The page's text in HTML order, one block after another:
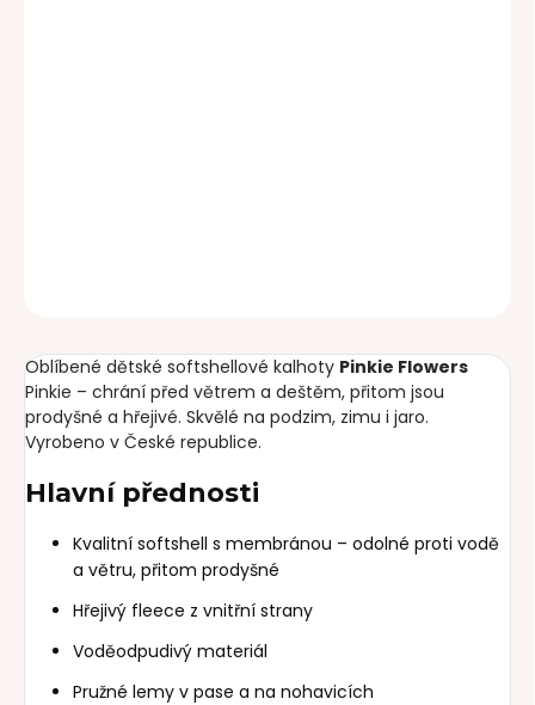
Oblíbené dětské softshellové kalhoty Pinkie Flowers
Pinkie – chrání před větrem a deštěm, přitom jsou
prodyšné a hřejivé. Skvělé na podzim, zimu i jaro.
Vyrobeno v České republice.
Hlavní přednosti
Kvalitní softshell s membránou – odolné proti vodě
a větru, přitom prodyšné
Hřejivý fleece z vnitřní strany
Voděodpudivý materiál
Pružné lemy v pase a na nohavicích